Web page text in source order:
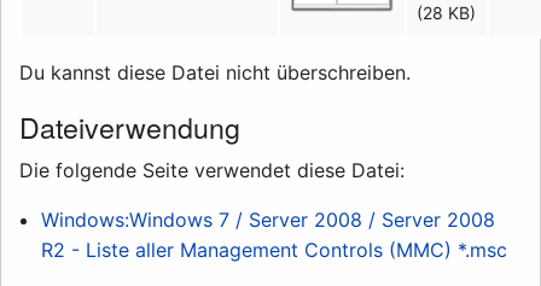
(28 KB)
Du kannst diese Datei nicht überschreiben.
Dateiverwendung
Die folgende Seite verwendet diese Datei:
Windows:Windows 7 / Server 2008 / Server 2008
R2 - Liste aller Management Controls (MMC) *.msc